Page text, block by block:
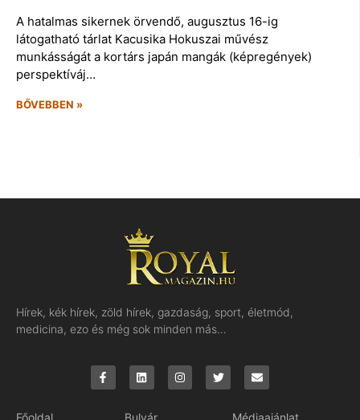
A hatalmas sikernek örvendő, augusztus 16-ig
látogatható tárlat Kacusika Hokuszai művész
munkásságát a kortárs japán mangák (képregények)
perspektíváj…
BŐVEBBEN »
Hírek, kék hírek, zöld hírek, gazdaság, sport, életmód,
medicina, ezo és még sok minden más…